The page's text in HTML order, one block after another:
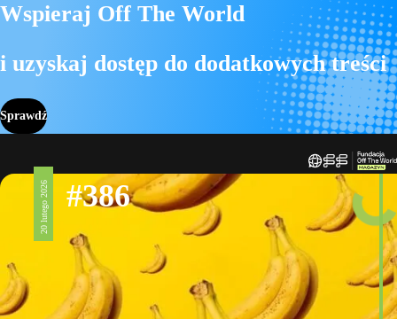
Wspieraj Off The World
i uzyskaj dostęp do dodatkowych treści
Sprawdź
20 lutego 2026 #386